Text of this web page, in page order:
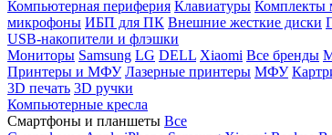
Компьютерная периферия Клавиатуры Комплекты
микрофоны ИБП для ПК Внешние жесткие диски
USB-накопители и флэшки
Мониторы Samsung LG DELL Xiaomi Все бренды
Принтеры и МФУ Лазерные принтеры МФУ
3D печать 3D ручки
Компьютерные кресла
Смартфоны и планшеты Все